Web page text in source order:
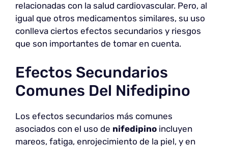
relacionadas con la salud cardiovascular. Pero, al
igual que otros medicamentos similares, su uso
conlleva ciertos efectos secundarios y riesgos
que son importantes de tomar en cuenta.
Efectos Secundarios
Comunes Del Nifedipino
Los efectos secundarios más comunes
asociados con el uso de nifedipino incluyen
mareos, fatiga, enrojecimiento de la piel, y en